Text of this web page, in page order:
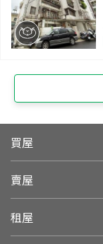
買屋
賣屋
租屋